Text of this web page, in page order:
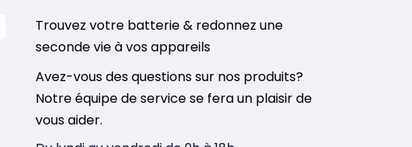
Trouvez votre batterie & redonnez une
seconde vie à vos appareils
Avez-vous des questions sur nos produits?
Notre équipe de service se fera un plaisir de
vous aider.